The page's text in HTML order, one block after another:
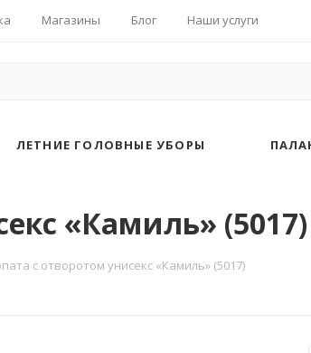
Магазины Блог Наши услуги
ЛЕТНИЕ ГОЛОВНЫЕ УБОРЫ
«Камиль» (5017)
с отворотом унисекс «Камиль» (5017)